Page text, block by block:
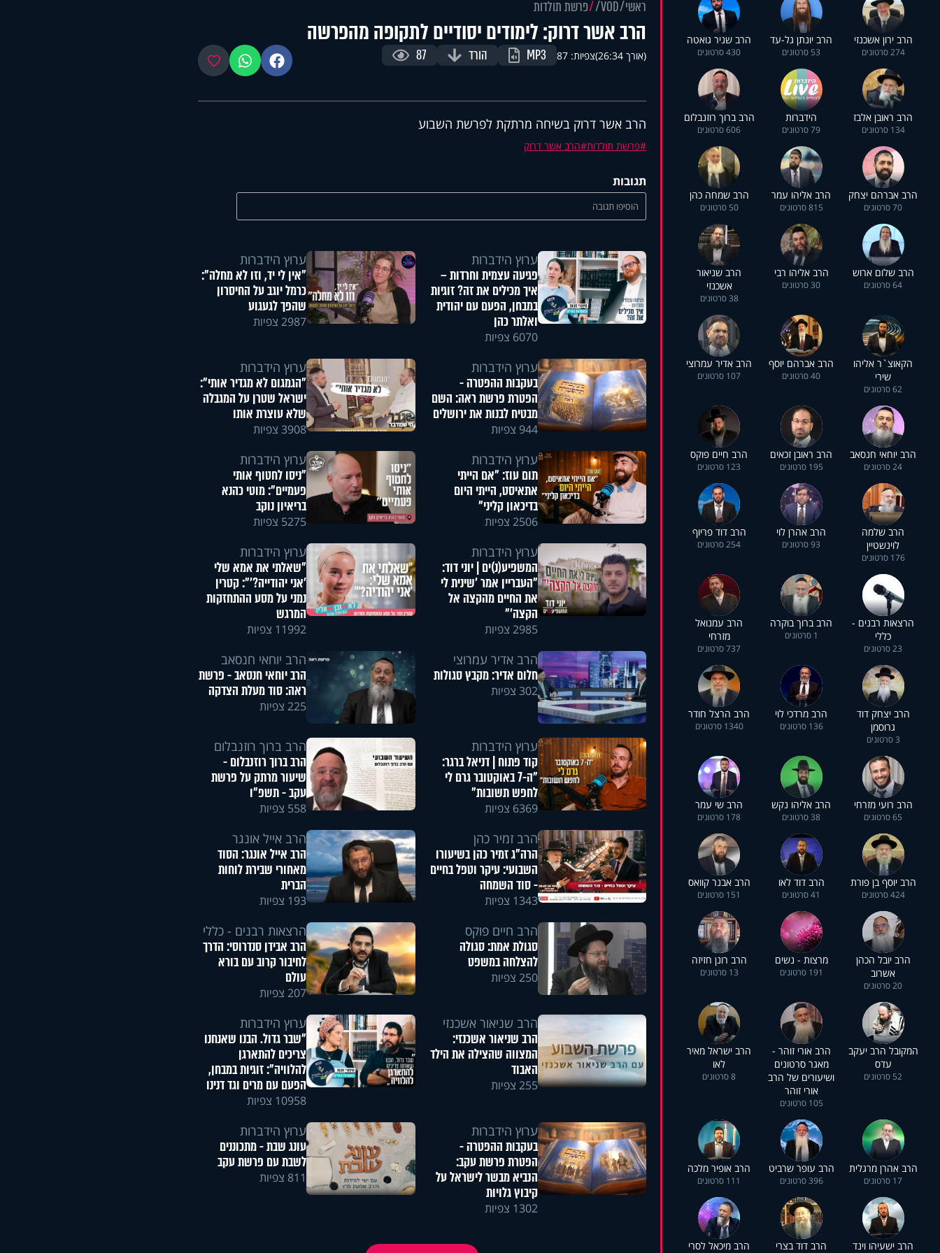
הרב ירון אשכנזי
274 סרטונים
הרב יונתן גל-עד
53 סרטונים
הרב שניר גואטה
430 סרטונים
הרב ראובן אלבז
134 סרטונים
הידברות
79 סרטונים
הרב ברוך רוזנבלום
606 סרטונים
הרב אברהם יצחק
70 סרטונים
הרב אליהו עמר
815 סרטונים
הרב שמחה כהן
50 סרטונים
הרב שלום ארוש
64 סרטונים
הרב אליהו רבי
30 סרטונים
הרב שניאור
אשכנזי
38 סרטונים
הקאוצ`ר אליהו
שירי
62 סרטונים
הרב אברהם יוסף
40 סרטונים
הרב אדיר עמרוצי
107 סרטונים
הרב יוחאי חנסאב
24 סרטונים
הרב ראובן זכאים
195 סרטונים
הרב חיים פוקס
123 סרטונים
הרב שלמה
לוינשטיין
176 סרטונים
הרב אהרן לוי
93 סרטונים
הרב דוד פריוף
254 סרטונים
הרצאות רבנים -
כללי
23 סרטונים
הרב ברוך בוקרה
1 סרטונים
הרב עמנואל
מזרחי
737 סרטונים
הרב יצחק דוד
גרוסמן
3 סרטונים
הרב מרדכי לוי
136 סרטונים
הרב הרצל חודר
1340 סרטונים
הרב רועי מזרחי
65 סרטונים
הרב אליהו נקש
38 סרטונים
הרב שי עמר
178 סרטונים
הרב יוסף בן פורת
424 סרטונים
הרב דוד לאו
41 סרטונים
הרב אבנר קוואס
151 סרטונים
הרב יובל הכהן
אשרוב
20 סרטונים
מרצות - נשים
191 סרטונים
הרב רונן חזיזה
13 סרטונים
המקובל הרב יעקב
עדס
52 סרטונים
הרב אורי זוהר -
מאגר סרטונים
ושיעורים של הרב
אורי זוהר
105 סרטונים
הרב ישראל מאיר
לאו
8 סרטונים
הרב אהרן מרגלית
17 סרטונים
הרב עופר שרביט
396 סרטונים
הרב אופיר מלכה
111 סרטונים
הרב ישעיהו וינד הרב דוד בצרי הרב מיכאל לסרי
ראשי VOD פרשת תולדות
הרב אשר דרוק: לימודים יסודיים לתקופה מהפרשה
(אורך 26:34) צפיות: 87 MP3 הורד 87 פייסבוקווטסאפ מועדפים
הרב אשר דרוק בשיחה מרתקת לפרשת השבוע
פרשת תולדות הרב אשר דרוק
תגובות
הוסיפו תגובה
ערוץ הידברות
פגיעה עצמית וחרדות –
איך מכילים את זה? זוגיות
במבחן, הפעם עם יהודית
ואלתר כהן
6070 צפיות
ערוץ הידברות
"אין לי יד, וזו לא מחלה":
כרמל יוגב על החיסרון
שהפך לגעגוע
2987 צפיות
ערוץ הידברות
בעקבות ההפטרה -
הפטרת פרשת ראה: השם
מבטיח לבנות את ירושלים
944 צפיות
ערוץ הידברות
"הגמגום לא מגדיר אותי":
ישראל שטרן על המגבלה
שלא עוצרת אותו
3908 צפיות
ערוץ הידברות
תום עוז: "אם הייתי
אתאיסט, הייתי היום
בדיכאון קליני"
2506 צפיות
ערוץ הידברות
"ניסו לחטוף אותי
פעמיים": מוטי כהנא
בריאיון נוקב
5275 צפיות
ערוץ הידברות
המשפיע(נ)ים | יוני דוד:
"העבריין אמר 'שינית לי
את החיים מהקצה אל
הקצה'"
2985 צפיות
ערוץ הידברות
"שאלתי את אמא שלי
'אני יהודייה?'": קטרין
נמני על מסע ההתחזקות
המרגש
11992 צפיות
הרב אדיר עמרוצי
חלום אדיר: מקבץ סגולות
302 צפיות
הרב יוחאי חנסאב
הרב יוחאי חנסאב - פרשת
ראה: סוד מעלת הצדקה
225 צפיות
ערוץ הידברות
קוד פתוח | דניאל ברגר:
"ה-7 באוקטובר גרם לי
לחפש תשובות"
6369 צפיות
הרב ברוך רוזנבלום
הרב ברוך רוזנבלום -
שיעור מרתק על פרשת
עקב - תשפ"ו
558 צפיות
הרב זמיר כהן
הרה"ג זמיר כהן בשיעורו
השבועי: עיקר וטפל בחיים
- סוד השמחה
1343 צפיות
הרב אייל אונגר
הרב אייל אונגר: הסוד
מאחורי שבירת לוחות
הברית
193 צפיות
הרב חיים פוקס
סגולת אמת: סגולה
להצלחה במשפט
250 צפיות
הרצאות רבנים - כללי
הרב אבידן סנדרוסי: הדרך
לחיבור קרוב עם בורא
עולם
207 צפיות
הרב שניאור אשכנזי
הרב שניאור אשכנזי:
המצווה שהצילה את הילד
האבוד
255 צפיות
ערוץ הידברות
"שבר גדול. הבנו שאנחנו
צריכים להתארגן
להלוויה": זוגיות במבחן,
הפעם עם מרים וגד דנינו
10958 צפיות
ערוץ הידברות
בעקבות ההפטרה -
הפטרת פרשת עקב:
הנביא מבשר לישראל על
קיבוץ גלויות
1302 צפיות
ערוץ הידברות
עונג שבת - מתכוננים
לשבת עם פרשת עקב
811 צפיות